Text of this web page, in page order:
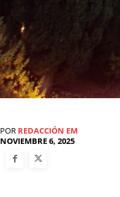
POR REDACCIÓN EM
NOVIEMBRE 6, 2025